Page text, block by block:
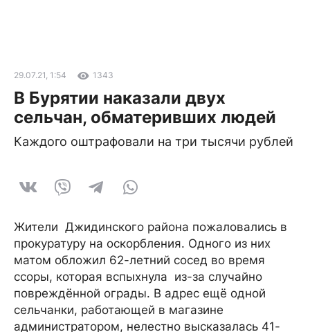
29.07.21, 1:54 1343
В Бурятии наказали двух
сельчан, обматеривших людей
Каждого оштрафовали на три тысячи рублей
Жители Джидинского района пожаловались в
прокуратуру на оскорбления. Одного из них
матом обложил 62-летний сосед во время
ссоры, которая вспыхнула из-за случайно
повреждённой ограды. В адрес ещё одной
сельчанки, работающей в магазине
администратором, нелестно высказалась 41-